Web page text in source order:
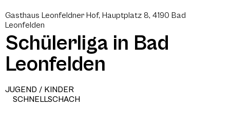
Gasthaus Leonfeldner Hof, Hauptplatz 8, 4190 Bad
Leonfelden
Schülerliga in Bad
Leonfelden
JUGEND / KINDER
SCHNELLSCHACH